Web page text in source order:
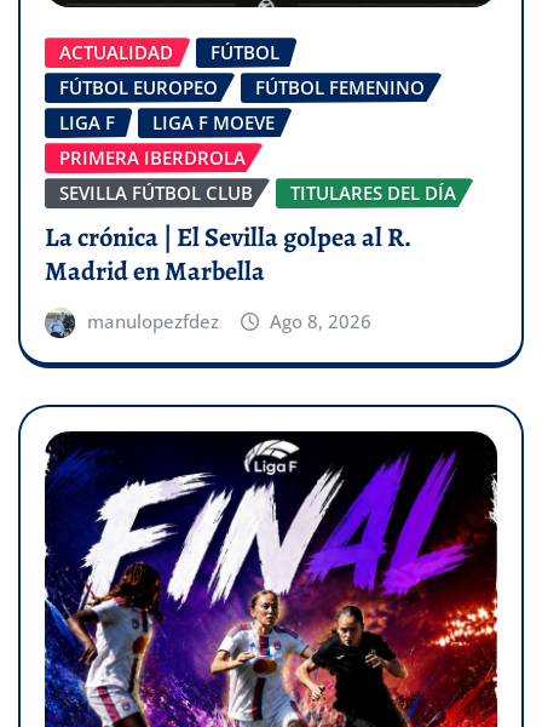
ACTUALIDAD
FÚTBOL
FÚTBOL EUROPEO
FÚTBOL FEMENINO
LIGA F
LIGA F MOEVE
PRIMERA IBERDROLA
SEVILLA FÚTBOL CLUB
TITULARES DEL DÍA
La crónica | El Sevilla golpea al R.
Madrid en Marbella
manulopezfdez Ago 8, 2026